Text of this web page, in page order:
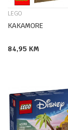
LEGO
KAKAMORE
84,95 KM